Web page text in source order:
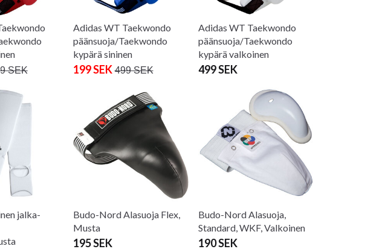
SEK
Adidas WT Taekwondo
päänsuoja/Taekwondo
kypärä sininen
199 SEK 499 SEK
Adidas WT Taekwondo
päänsuoja/Taekwondo
kypärä valkoinen
499 SEK
jalka-
Budo-Nord Alasuoja Flex,
Musta
195 SEK
Budo-Nord Alasuoja,
Standard, WKF, Valkoinen
190 SEK